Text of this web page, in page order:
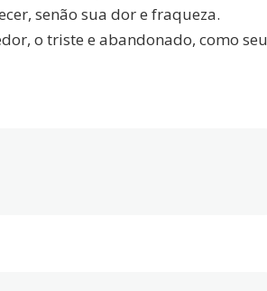
senão sua dor e fraqueza.
o triste e abandonado, como seu